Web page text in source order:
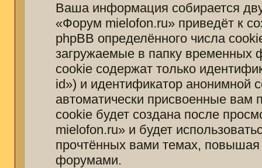
Ваша информация собирается
«Форум mielofon.ru» приведёт к
phpBB определённого числа
загружаемые в папку временных
cookie содержат только
id») и идентификатор анонимной
автоматически присвоенные вам
cookie будет создана после
mielofon.ru» и будет
прочтённых вами темах,
форумами.